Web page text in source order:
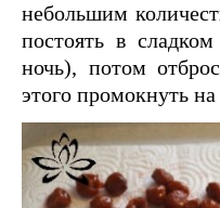
небольшим
постоять в
ночь), потом
этого промокнуть